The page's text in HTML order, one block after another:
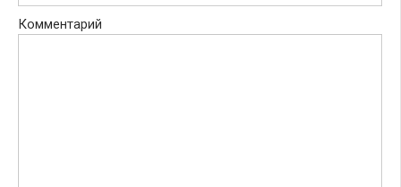
Комментарий